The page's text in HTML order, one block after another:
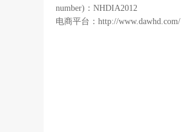
number)：NHDIA2012
电商平台：http://www.dawhd.com/